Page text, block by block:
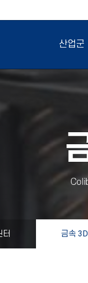
산업군
터 금속